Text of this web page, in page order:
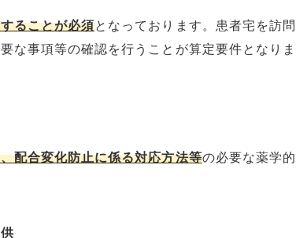
ることが必須となっております。患者宅を訪問
な事項等の確認を行うことが算定要件となりま
配合変化防止に係る対応方法等の必要な薬学的